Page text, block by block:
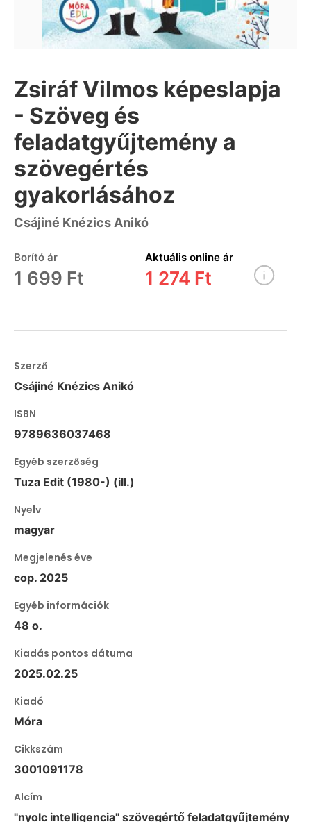
Zsiráf Vilmos képeslapja
- Szöveg és
feladatgyűjtemény a
szövegértés
gyakorlásához
Csájiné Knézics Anikó
Borító ár
1 699 Ft
Aktuális online ár
1 274 Ft
Szerző
Csájiné Knézics Anikó
ISBN
9789636037468
Egyéb szerzőség
Tuza Edit (1980-) (ill.)
Nyelv
magyar
Megjelenés éve
cop. 2025
Egyéb információk
48 o.
Kiadás pontos dátuma
2025.02.25
Kiadó
Móra
Cikkszám
3001091178
Alcím
"nyolc intelligencia" szövegértő feladatgyűjtemény